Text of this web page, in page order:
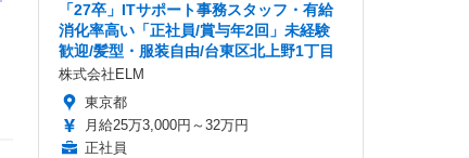
「27卒」ITサポート事務スタッフ・有給
消化率高い「正社員/賞与年2回」未経験
歓迎/髪型・服装自由/台東区北上野1丁目
株式会社ELM
東京都
月給25万3,000円～32万円
正社員